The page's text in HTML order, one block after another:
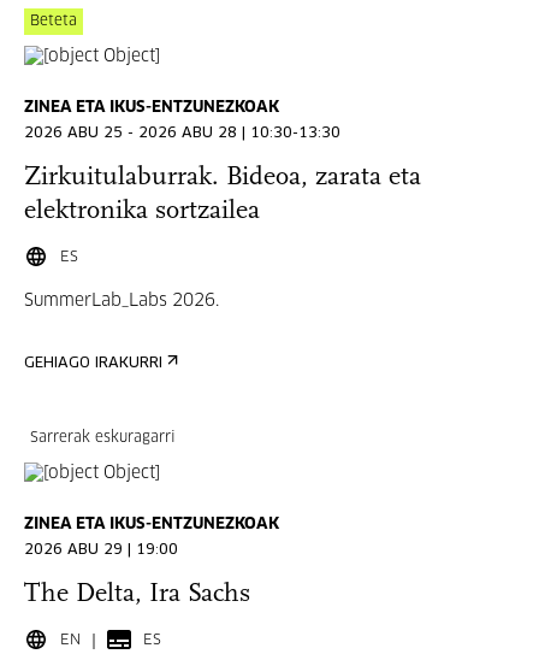
Beteta
ZINEA ETA IKUS-ENTZUNEZKOAK
2026 ABU 25 - 2026 ABU 28 | 10:30-13:30
Zirkuitulaburrak. Bideoa, zarata eta
elektronika sortzailea
ES
SummerLab_Labs 2026.
GEHIAGO IRAKURRI
Sarrerak eskuragarri
ZINEA ETA IKUS-ENTZUNEZKOAK
2026 ABU 29 | 19:00
The Delta, Ira Sachs
EN ES